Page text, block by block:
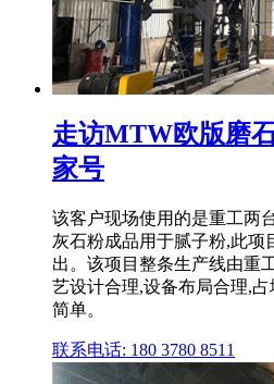
走访MTW欧版磨
家号
该客户现场使用的是重工两
灰石粉成品用于腻子粉,此项
出。该项目整条生产线由重
艺设计合理,设备布局合理,
简单。
联系电话: 180 3780 8511